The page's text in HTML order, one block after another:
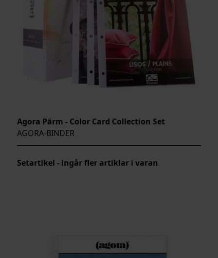
Agora Pärm - Color Card Collection Set
AGORA-BINDER
Setartikel - ingår fler artiklar i varan